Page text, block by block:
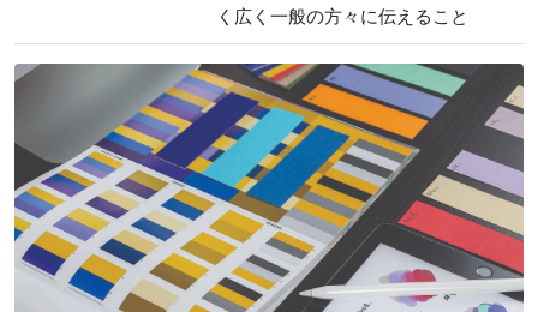
く広く一般の方々に伝えること